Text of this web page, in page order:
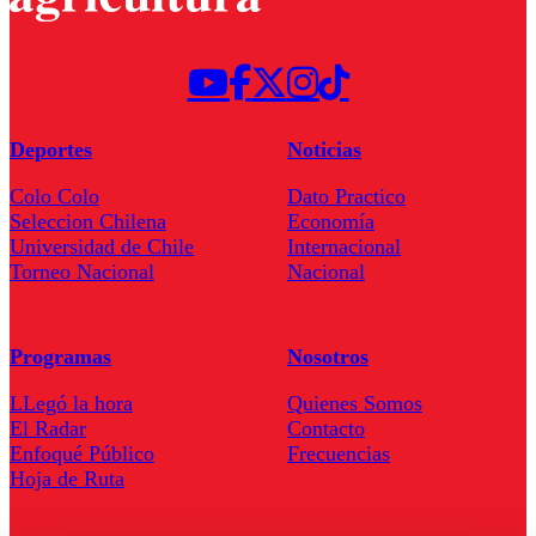
Deportes
Colo Colo
Seleccion Chilena
Universidad de Chile
Torneo Nacional
Noticias
Dato Practico
Economía
Internacional
Nacional
Programas
LLegó la hora
El Radar
Enfoqué Público
Hoja de Ruta
Nosotros
Quienes Somos
Contacto
Frecuencias